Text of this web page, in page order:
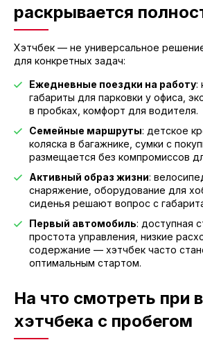
раскрывается
Хэтчбек — не универсальное
для конкретных задач:
Ежедневные поездки на работу:
габариты для парковки у офиса,
в пробках, комфорт для водителя.
Семейные маршруты: детское
коляска в багажнике, сумки с
размещается без компромиссов
Активный образ жизни:
снаряжение, оборудование для
сиденья решают вопрос с
Первый автомобиль: доступная
простота управления, низкие
содержание — хэтчбек часто
оптимальным стартом.
На что смотреть при
хэтчбека с пробегом